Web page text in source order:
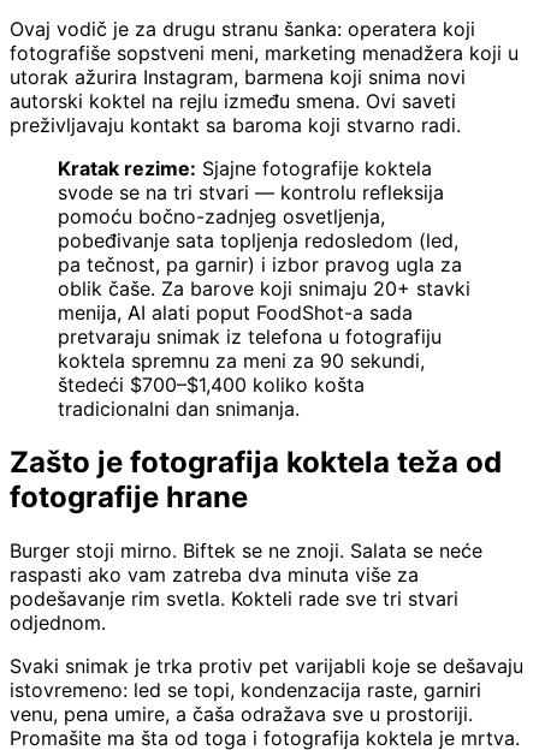
Ovaj vodič je za drugu stranu šanka: operatera koji
fotografiše sopstveni meni, marketing menadžera koji u
utorak ažurira Instagram, barmena koji snima novi
autorski koktel na rejlu između smena. Ovi saveti
preživljavaju kontakt sa baromа koji stvarno radi.
Kratak rezime: Sjajne fotografije koktela
svode se na tri stvari — kontrolu refleksija
pomoću bočno-zadnjeg osvetljenja,
pobeđivanje sata topljenja redosledom (led,
pa tečnost, pa garnir) i izbor pravog ugla za
oblik čaše. Za barove koji snimaju 20+ stavki
menija, AI alati poput FoodShot-a sada
pretvaraju snimak iz telefona u fotografiju
koktela spremnu za meni za 90 sekundi,
štedeći $700–$1,400 koliko košta
tradicionalni dan snimanja.
Zašto je fotografija koktela teža od
fotografije hrane
Burger stoji mirno. Biftek se ne znoji. Salata se neće
raspasti ako vam zatreba dva minuta više za
podešavanje rim svetla. Kokteli rade sve tri stvari
odjednom.
Svaki snimak je trka protiv pet varijabli koje se dešavaju
istovremeno: led se topi, kondenzacija raste, garniri
venu, pena umire, a čaša odražava sve u prostoriji.
Promašite ma šta od toga i fotografija koktela je mrtva.